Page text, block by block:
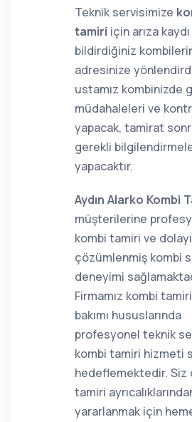
Teknik servisimize
tamiri için arıza
bildirdiğiniz
adresinize
ustamız kombinizde
müdahaleleri ve
yapacak, tamirat
gerekli
yapacaktır.
Aydın Alarko Kombi
müşterilerine
kombi tamiri ve
çözümlenmiş kombi
deneyimi
Firmamız kombi
bakımı hususlarında
profesyonel teknik
kombi tamiri hizmeti
hedeflemektedir. Siz
tamiri
yararlanmak için